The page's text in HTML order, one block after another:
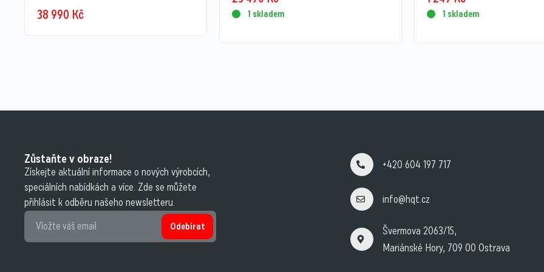
38 990 Kč 1 skladem 1 skladem
Zůstaňte v obraze!
Získejte aktuální informace o nových výrobcích,
speciálních nabídkách a více. Zde se můžete
přihlásit k odběru našeho newsletteru.
Odebírat
+420 604 197 717
info@hqt.cz
Švermova 2063/15,
Mariánské Hory, 709 00 Ostrava